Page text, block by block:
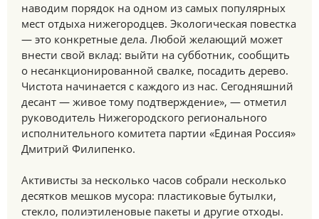
наводим порядок на одном из самых популярных
мест отдыха нижегородцев. Экологическая повестка
— это конкретные дела. Любой желающий может
внести свой вклад: выйти на субботник, сообщить
о несанкционированной свалке, посадить дерево.
Чистота начинается с каждого из нас. Сегодняшний
десант — живое тому подтверждение», — отметил
руководитель Нижегородского регионального
исполнительного комитета партии «Единая Россия»
Дмитрий Филипенко.
Активисты за несколько часов собрали несколько
десятков мешков мусора: пластиковые бутылки,
стекло, полиэтиленовые пакеты и другие отходы.